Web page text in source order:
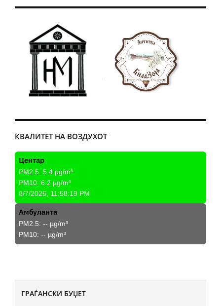
ГРАЃАНСКИ БУЏЕТ
КВАЛИТЕТ НА ВОЗДУХОТ
Центар
PM2.5: 5.4 µg/m³
PM10: 6.2 µg/m³
8/7/2026, 11:58:19 PM
Амбуланта
PM2.5: -- µg/m³
PM10: -- µg/m³